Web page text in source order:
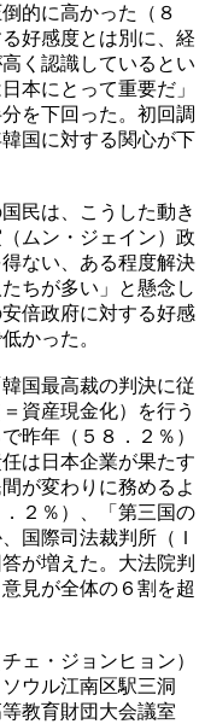
的に高かった（８
好感度とは別に、経
く認識しているとい
本にとって重要だ」
を下回った。初回調
国に対する関心が下
民は、こうした動き
ムン・ジェイン）政
ない、ある程度解決
ちが多い」と懸念し
倍政府に対する好感
かった。
国最高裁の判決に従
資産現金化）を行う
昨年（５８．２％）
は日本企業が果たす
が変わりに務めるよ
２％）、「第三国の
国際司法裁判所（Ｉ
が増えた。大法院判
見が全体の６割を超
ェ・ジョンヒョン）
ウル江南区駅三洞
教育財団大会議室